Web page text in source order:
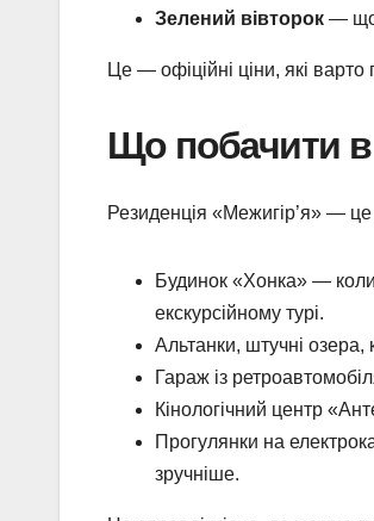
Зелений вівторок —
Це — офіційні ціни, які
Що побачити в
Резиденція «Межигір’я» —
Будинок «Хонка» —
екскурсійному турі.
Альтанки, штучні
Гараж із
Кінологічний центр
Прогулянки на
зручніше.